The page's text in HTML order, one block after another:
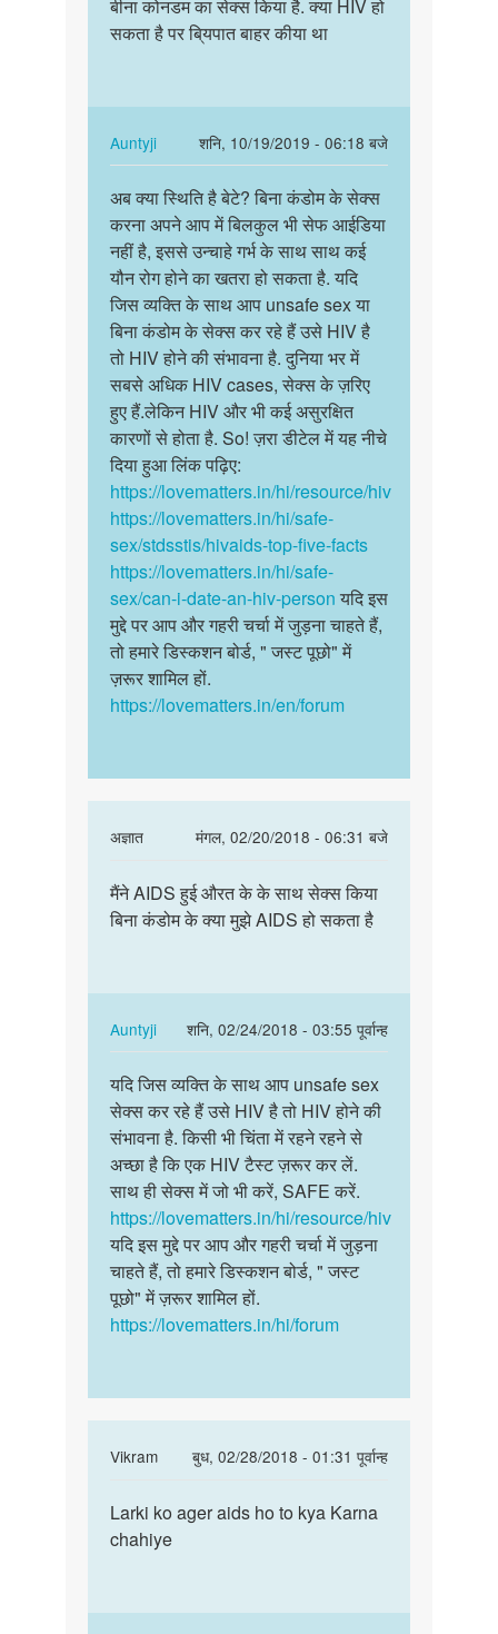
औरत
बीना
कोनडम…
by
gautam
sarma
औरत
के
कोनडम……
बीना कोनडम का सेक्स किया है. क्या HIV हो
सकता है पर बि्यपात बाहर कीया था
Auntyji
शनि, 10/19/2019 - 06:18 बजे
In
reply
to
मै
एक
औरत
के
साथ
बीना
कोनडम……
by
Pankaj
kumar
अब
क्या
स्थिति
है
बेटे?
बिना…
अब क्या स्थिति है बेटे? बिना कंडोम के सेक्स
करना अपने आप में बिलकुल भी सेफ आईडिया
नहीं है, इससे उन्चाहे गर्भ के साथ साथ कई
यौन रोग होने का खतरा हो सकता है. यदि
जिस व्यक्ति के साथ आप unsafe sex या
बिना कंडोम के सेक्स कर रहे हैं उसे HIV है
तो HIV होने की संभावना है. दुनिया भर में
सबसे अधिक HIV cases, सेक्स के ज़रिए
हुए हैं.लेकिन HIV और भी कई असुरक्षित
कारणों से होता है. So! ज़रा डीटेल में यह नीचे
दिया हुआ लिंक पढ़िए:
https://lovematters.in/hi/resource/hiv
https://lovematters.in/hi/safe-
sex/stdsstis/hivaids-top-five-facts
https://lovematters.in/hi/safe-
sex/can-i-date-an-hiv-person यदि इस
मुद्दे पर आप और गहरी चर्चा में जुड़ना चाहते हैं,
तो हमारे डिस्कशन बोर्ड, " जस्ट पूछो" में
ज़रूर शामिल हों.
https://lovematters.in/en/forum
अज्ञात
मंगल, 02/20/2018 - 06:31 बजे
In
to
मेरी
चुकी
है
मैं
एक
by
सुमित
मैंने
AIDS
के
के
साथ…
मैंने AIDS हुई औरत के के साथ सेक्स किया
बिना कंडोम के क्या मुझे AIDS हो सकता है
Auntyji
शनि, 02/24/2018 - 03:55 पूर्वान्ह
In
reply
to
मैंने
AIDS
हुई
औरत
के
के
साथ…
by
अज्ञात
यदि
जिस
व्यक्ति
के
साथ
आप…
यदि जिस व्यक्ति के साथ आप unsafe sex
सेक्स कर रहे हैं उसे HIV है तो HIV होने की
संभावना है. किसी भी चिंता में रहने रहने से
अच्छा है कि एक HIV टैस्ट ज़रूर कर लें.
साथ ही सेक्स में जो भी करें, SAFE करें.
https://lovematters.in/hi/resource/hiv
यदि इस मुद्दे पर आप और गहरी चर्चा में जुड़ना
चाहते हैं, तो हमारे डिस्कशन बोर्ड, " जस्ट
पूछो" में ज़रूर शामिल हों.
https://lovematters.in/hi/forum
Vikram
बुध, 02/28/2018 - 01:31 पूर्वान्ह
In
to
मेरी
चुकी
Larki
ko
ho
Larki ko ager aids ho to kya Karna
chahiye